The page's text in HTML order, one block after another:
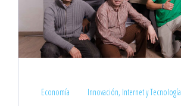
Economía Innovación, Internet y Tecnología